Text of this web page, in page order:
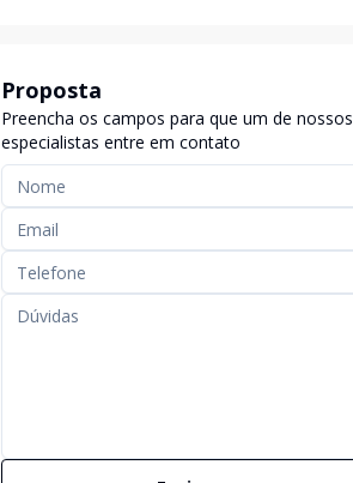
Proposta
Preencha os campos para que um de nossos
especialistas entre em contato